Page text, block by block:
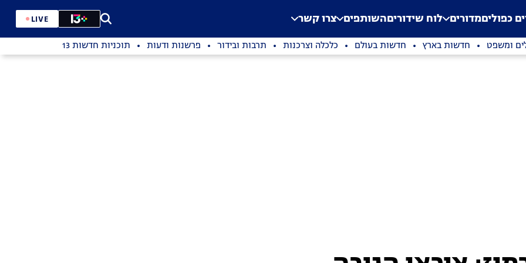
Application error: a
. כפוליםמדורים לוח שידוריםהשותפים צרו קשר LIVE
ומשפט חדשות בארץ חדשות בעולם כלכלה וצרכנות תרבות ובידור פרשנות ודעות תוכניות חדשות 13